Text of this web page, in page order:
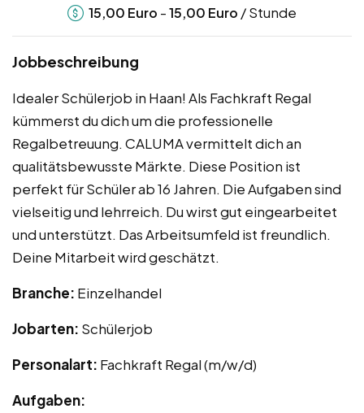
15,00 Euro -15,00 Euro / Stunde
Jobbeschreibung
Idealer Schülerjob in Haan! Als Fachkraft Regal
kümmerst du dich um die professionelle
Regalbetreuung. CALUMA vermittelt dich an
qualitätsbewusste Märkte. Diese Position ist
perfekt für Schüler ab 16 Jahren. Die Aufgaben sind
vielseitig und lehrreich. Du wirst gut eingearbeitet
und unterstützt. Das Arbeitsumfeld ist freundlich.
Deine Mitarbeit wird geschätzt.
Branche: Einzelhandel
Jobarten: Schülerjob
Personalart: Fachkraft Regal (m/w/d)
Aufgaben: